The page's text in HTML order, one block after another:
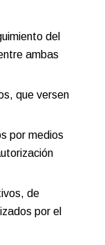
del
ambas
que versen
por medios
de
por el